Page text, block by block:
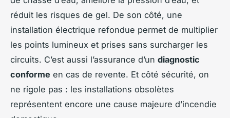
réduit les risques de gel. De son côté, une
installation électrique refondue permet de multiplier
les points lumineux et prises sans surcharger les
circuits. C’est aussi l’assurance d’un diagnostic
conforme en cas de revente. Et côté sécurité, on
ne rigole pas : les installations obsolètes
représentent encore une cause majeure d’incendie